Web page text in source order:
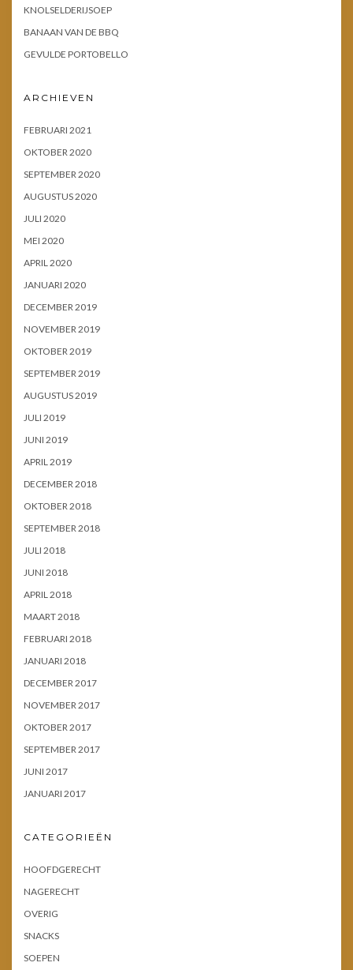
KNOLSELDERIJSOEP
BANAAN VAN DE BBQ
GEVULDE PORTOBELLO
ARCHIEVEN
FEBRUARI 2021
OKTOBER 2020
SEPTEMBER 2020
AUGUSTUS 2020
JULI 2020
MEI 2020
APRIL 2020
JANUARI 2020
DECEMBER 2019
NOVEMBER 2019
OKTOBER 2019
SEPTEMBER 2019
AUGUSTUS 2019
JULI 2019
JUNI 2019
APRIL 2019
DECEMBER 2018
OKTOBER 2018
SEPTEMBER 2018
JULI 2018
JUNI 2018
APRIL 2018
MAART 2018
FEBRUARI 2018
JANUARI 2018
DECEMBER 2017
NOVEMBER 2017
OKTOBER 2017
SEPTEMBER 2017
JUNI 2017
JANUARI 2017
CATEGORIEËN
HOOFDGERECHT
NAGERECHT
OVERIG
SNACKS
SOEPEN